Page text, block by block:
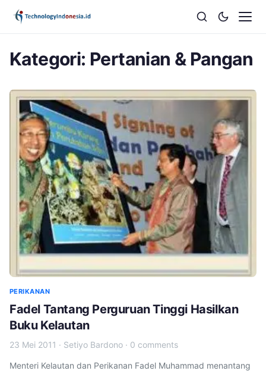
Kategori: Pertanian & Pangan
PERIKANAN
Fadel Tantang Perguruan Tinggi Hasilkan
Buku Kelautan
23 Mei 2011 · Setiyo Bardono · 0 comments
Menteri Kelautan dan Perikanan Fadel Muhammad menantang